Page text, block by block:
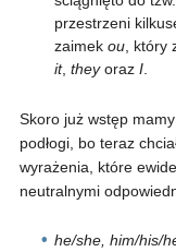
przestrzeni
zaimek ou, który
it, theyoraz I.
Skoro już wstęp
podłogi, bo teraz
wyrażenia, które
neutralnymi
he/she, him/his/